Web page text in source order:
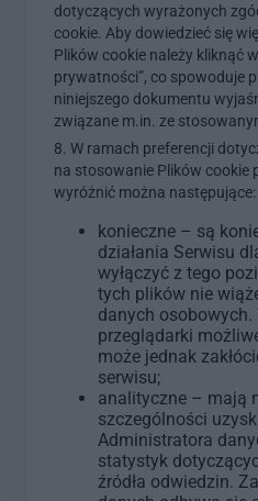
dotyczących wyrażonych
cookie. Aby dowiedzieć się
Plików cookie należy kliknąć
prywatności”, co spowoduje
niniejszego dokumentu
związane m.in. ze
8. W ramach preferencji
na stosowanie Plików cookie
wyróżnić można następujące:
konieczne – są
działania Serwisu
wyłączyć z tego
tych plików nie
danych
przeglądarki
może jednak
serwisu;
analityczne – mają
szczególności
Administratora
statystyk
źródła odwiedzin.